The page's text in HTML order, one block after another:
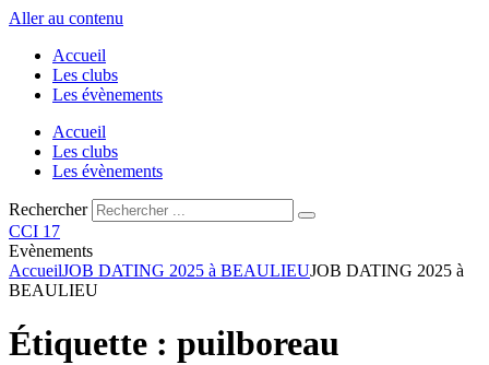
Aller au contenu
Accueil
Les clubs
Les évènements
Accueil
Les clubs
Les évènements
Rechercher
CCI 17
Evènements
AccueilJOB DATING 2025 à BEAULIEUJOB DATING 2025 à
BEAULIEU
Étiquette : puilboreau